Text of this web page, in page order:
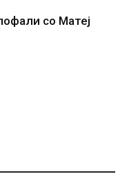
со Матеј